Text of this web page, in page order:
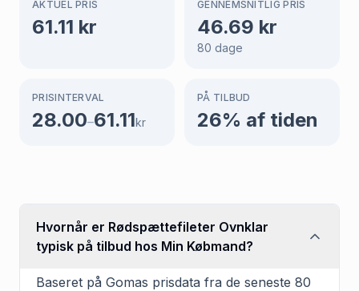
AKTUEL PRIS
61.11 kr
GENNEMSNITLIG PRIS
46.69 kr
80 dage
PRISINTERVAL
28.00–61.11kr
PÅ TILBUD
26% af tiden
Hvornår er Rødspættefileter Ovnklar
typisk på tilbud hos Min Købmand?
Baseret på Gomas prisdata fra de seneste 80